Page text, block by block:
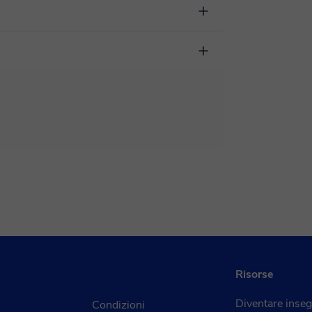
della lezione. Puoi farlo direttamente dalla
per un apprendimento dinamico con diverse
Condizioni
Risorse
Diventare